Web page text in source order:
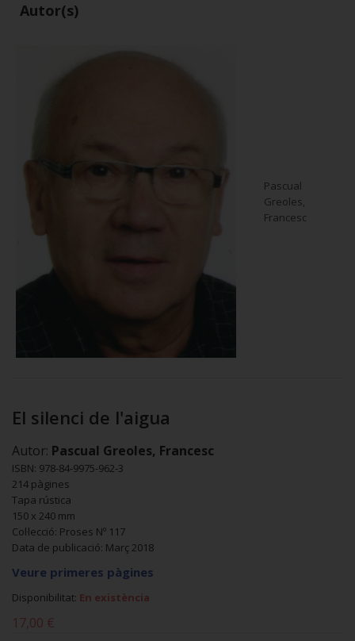
Autor(s)
Pascual
Greoles,
Francesc
El silenci de l'aigua
Autor: Pascual Greoles, Francesc
ISBN: 978-84-9975-962-3
214 pàgines
Tapa rústica
150 x 240 mm
Col·lecció: Proses Nº 117
Data de publicació: Març 2018
Veure primeres pàgines
Disponibilitat: En existència
17,00 €